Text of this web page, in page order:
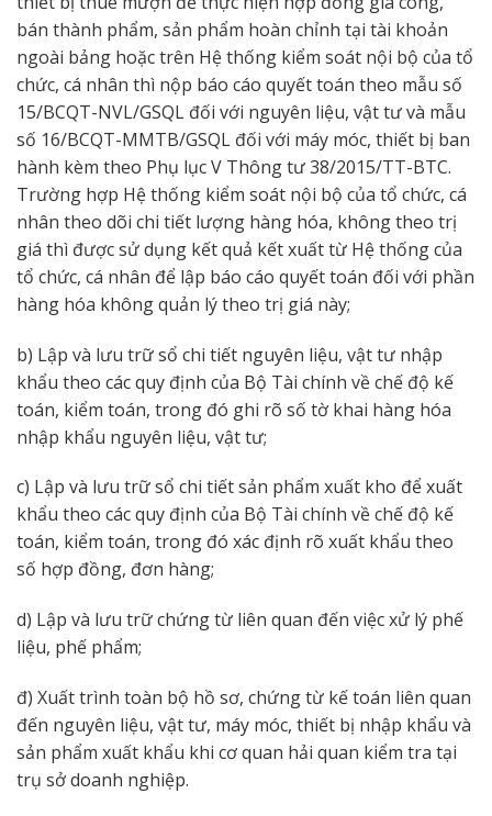
bán thành phẩm, sản phẩm hoàn chỉnh tại tài khoản
ngoài bảng hoặc trên Hệ thống kiểm soát nội bộ của tổ
chức, cá nhân thì nộp báo cáo quyết toán theo mẫu số
15/BCQT-NVL/GSQL đối với nguyên liệu, vật tư và mẫu
số 16/BCQT-MMTB/GSQL đối với máy móc, thiết bị ban
hành kèm theo Phụ lục V Thông tư 38/2015/TT-BTC.
Trường hợp Hệ thống kiểm soát nội bộ của tổ chức, cá
nhân theo dõi chi tiết lượng hàng hóa, không theo trị
giá thì được sử dụng kết quả kết xuất từ Hệ thống của
tổ chức, cá nhân để lập báo cáo quyết toán đối với phần
hàng hóa không quản lý theo trị giá này;
b) Lập và lưu trữ sổ chi tiết nguyên liệu, vật tư nhập
khẩu theo các quy định của Bộ Tài chính về chế độ kế
toán, kiểm toán, trong đó ghi rõ số tờ khai hàng hóa
nhập khẩu nguyên liệu, vật tư;
c) Lập và lưu trữ sổ chi tiết sản phẩm xuất kho để xuất
khẩu theo các quy định của Bộ Tài chính về chế độ kế
toán, kiểm toán, trong đó xác định rõ xuất khẩu theo
số hợp đồng, đơn hàng;
d) Lập và lưu trữ chứng từ liên quan đến việc xử lý phế
liệu, phế phẩm;
đ) Xuất trình toàn bộ hồ sơ, chứng từ kế toán liên quan
đến nguyên liệu, vật tư, máy móc, thiết bị nhập khẩu và
sản phẩm xuất khẩu khi cơ quan hải quan kiểm tra tại
trụ sở doanh nghiệp.